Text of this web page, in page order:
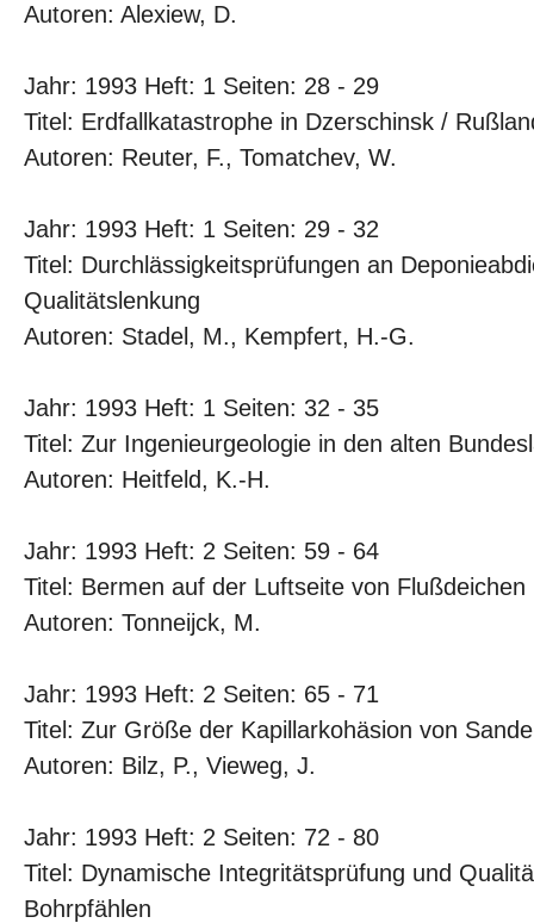
Autoren: Alexiew, D.
Jahr: 1993 Heft: 1 Seiten: 28 - 29
Titel: Erdfallkatastrophe in Dzerschinsk /
Autoren: Reuter, F., Tomatchev, W.
Jahr: 1993 Heft: 1 Seiten: 29 - 32
Titel: Durchlässigkeitsprüfungen an
Qualitätslenkung
Autoren: Stadel, M., Kempfert, H.-G.
Jahr: 1993 Heft: 1 Seiten: 32 - 35
Titel: Zur Ingenieurgeologie in den alten
Autoren: Heitfeld, K.-H.
Jahr: 1993 Heft: 2 Seiten: 59 - 64
Titel: Bermen auf der Luftseite von Flußdeichen
Autoren: Tonneijck, M.
Jahr: 1993 Heft: 2 Seiten: 65 - 71
Titel: Zur Größe der Kapillarkohäsion von
Autoren: Bilz, P., Vieweg, J.
Jahr: 1993 Heft: 2 Seiten: 72 - 80
Titel: Dynamische Integritätsprüfung und
Bohrpfählen